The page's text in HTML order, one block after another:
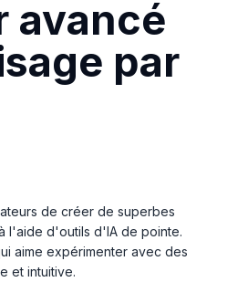
avancé
par
de créer de superbes
l'aide d'outils d'IA de pointe.
aime expérimenter avec des
et intuitive.